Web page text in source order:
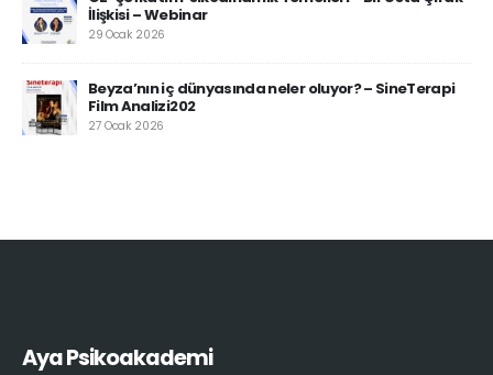
İlişkisi – Webinar
29 Ocak 2026
Beyza’nın iç dünyasında neler oluyor? – SineTerapi
Film Analizi202
27 Ocak 2026
Aya Psikoakademi